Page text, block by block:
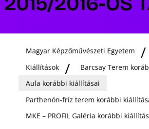
Magyar Képzőművészeti Egyetem
Kiállítások
Barcsay Terem
Aula korábbi kiállításai
Parthenón-fríz terem korábbi
MKE – PROFIL Galéria korábbi